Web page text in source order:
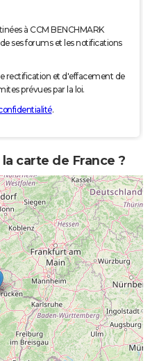
à CCM BENCHMARK
ses forums et les notifications
rectification et d'effacement de
prévues par la loi.
.
carte de France ?